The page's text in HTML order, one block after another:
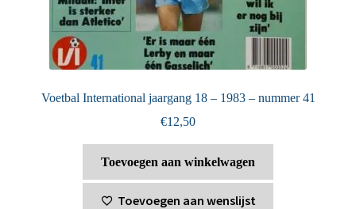
Voetbal International jaargang 18 – 1983 – nummer 41
€12,50
Toevoegen aan winkelwagen
Toevoegen aan wenslijst